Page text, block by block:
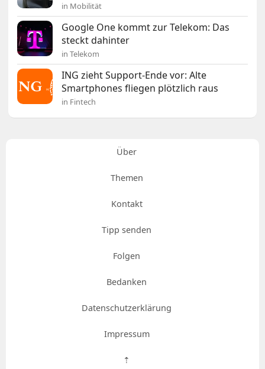
in Mobilität
Google One kommt zur Telekom: Das
steckt dahinter
in Telekom
ING zieht Support-Ende vor: Alte
Smartphones fliegen plötzlich raus
in Fintech
Über
Themen
Kontakt
Tipp senden
Folgen
Bedanken
Datenschutzerklärung
Impressum
⇡